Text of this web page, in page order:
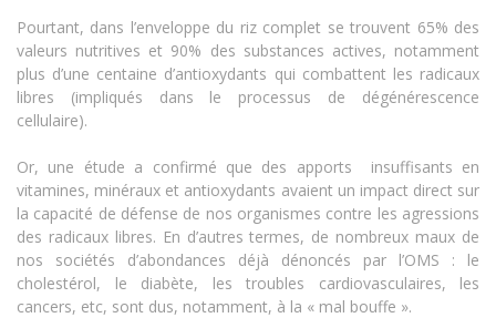
Pourtant, dans l’enveloppe du riz complet se trouvent 65% des
valeurs nutritives et 90% des substances actives, notamment
plus d’une centaine d’antioxydants qui combattent les radicaux
libres (impliqués dans le processus de dégénérescence
cellulaire).
Or, une étude a confirmé que des apports insuffisants en
vitamines, minéraux et antioxydants avaient un impact direct sur
la capacité de défense de nos organismes contre les agressions
des radicaux libres. En d’autres termes, de nombreux maux de
nos sociétés d’abondances déjà dénoncés par l’OMS : le
cholestérol, le diabète, les troubles cardiovasculaires, les
cancers, etc, sont dus, notamment, à la « mal bouffe ».